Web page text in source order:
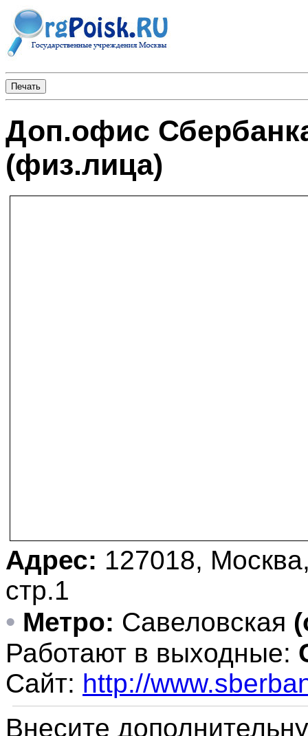
Доп.офис
(физ.лица)
Адрес: 127018,
стр.1
• Метро: Савеловская
Работают в выходные:
Сайт: http://
Внесите